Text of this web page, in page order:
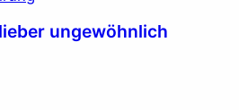
ungewöhnlich